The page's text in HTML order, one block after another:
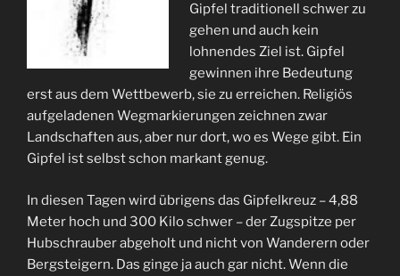
Gipfel traditionell schwer zu
gehen und auch kein
lohnendes Ziel ist. Gipfel
gewinnen ihre Bedeutung
erst aus dem Wettbewerb, sie zu erreichen. Religiös
aufgeladenen Wegmarkierungen zeichnen zwar
Landschaften aus, aber nur dort, wo es Wege gibt. Ein
Gipfel ist selbst schon markant genug.
In diesen Tagen wird übrigens das Gipfelkreuz – 4,88
Meter hoch und 300 Kilo schwer – der Zugspitze per
Hubschrauber abgeholt und nicht von Wanderern oder
Bergsteigern. Das ginge ja auch gar nicht. Wenn die